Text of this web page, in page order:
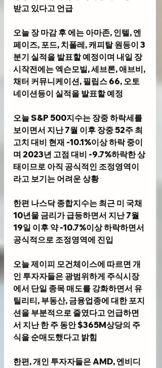
받고 있다고 언급
오늘 장 마감 후 에는 아마존, 인텔, 엔
페이즈, 포드, 치폴레, 캐피탈 원등이 3
분기 실적을 발표할 예정이며 내일 장
시작전에는 엑슨모빌, 세브론, 애브비,
채터 커뮤니케이션, 필립스 66, 오토
네이션등이 실적을 발표할 예정
오늘 S&P 500지수는 장중 하락세를
보이면서 지난 7월 이후 장중 52주 최
고치 대비 현재 -10.1%이상 하락 중이
며 2023년 고점 대비 -9.7%하락한 상
태이므로 아직 공식적인 조정영역이
라고 보기는 어려운 상황
한편 나스닥 종합지수는 최근 미 국채
10년물 금리가 급등하면서 지난 7월
19일 이후 약 -10.7%이상 하락하면서
공식적으로 조정영역에 진입
오늘 제이피 모건체이스에 따르면 개
인 투자자들은 광범위하게 주식시장
에서 단일 종목 매도를 강화하면서 유
틸리티, 부동산, 금융업종에 대한 포지
션을 부분적으로 줄였다고 언급하면
서 지난 한 주 동안 $365M상당의 주
식을 순매도했다고 밝힘
한편, 개인 투자자들은 AMD, 엔비디